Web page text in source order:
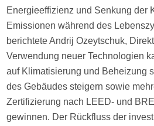
Energieeffizienz und Senkung der
Emissionen während des
berichtete Andrij Ozeytschuk,
Verwendung neuer Technologien
auf Klimatisierung und Beheizung
des Gebäudes steigern sowie
Zertifizierung nach LEED- und
gewinnen. Der Rückfluss der